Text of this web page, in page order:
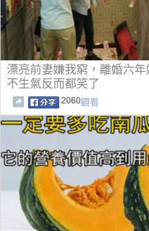
漂亮前妻嫌我窮，離婚六
不生氣反而都笑了
2060觀看